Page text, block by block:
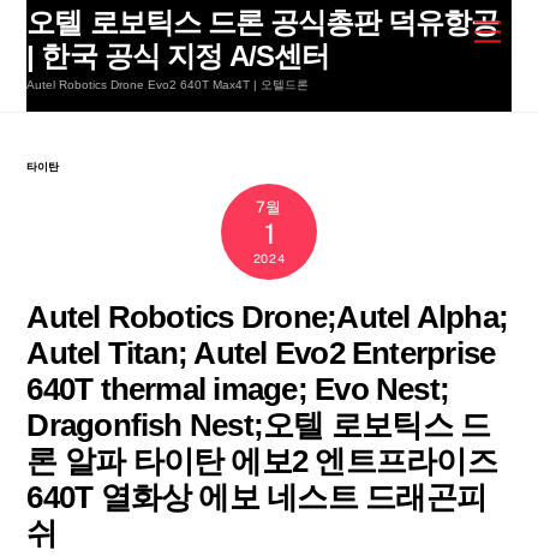
Skip
content
오텔 로보틱스 드론 공식총판 덕유항공
| 한국 공식 지정 A/S센터
Autel Robotics Drone Evo2 640T Max4T | 오텔드론
타이탄
7월
1
2024
Autel Robotics Drone;Autel Alpha;
Autel Titan; Autel Evo2 Enterprise
640T thermal image; Evo Nest;
Dragonfish Nest;오텔 로보틱스 드
론 알파 타이탄 에보2 엔트프라이즈
640T 열화상 에보 네스트 드래곤피
쉬